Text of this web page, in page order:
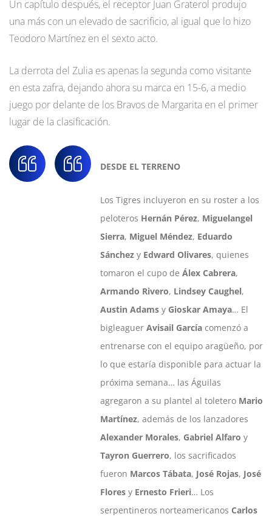
Un capítulo después, el receptor Juan Graterol produjo
una más con un elevado de sacrificio, al igual que lo hizo
Teodoro Martínez en el sexto acto.
La derrota del Zulia es apenas la segunda como visitante
en esta zafra, dejando ahora su marca en 15-6, a medio
juego por delante de los Bravos de Margarita en el primer
lugar de la clasificación.
DESDE EL TERRENO
Los Tigres incluyeron en su roster a los
peloteros Hernán Pérez, Miguelangel
Sierra, Miguel Méndez, Eduardo
Sánchez y Edward Olivares, quienes
tomaron el cupo de Álex Cabrera,
Armando Rivero, Lindsey Caughel,
Austin Adams y Gioskar Amaya… El
bigleaguer Avisail García comenzó a
entrenarse con el equipo aragüeño, por
lo que estaría disponible para actuar la
próxima semana… las Águilas
agregaron a su plantel al toletero Mario
Martínez, además de los lanzadores
Alexander Morales, Gabriel Alfaro y
Tayron Guerrero, los sacrificados
fueron Marcos Tábata, José Rojas, José
Flores y Ernesto Frieri… Los
serpentineros norteamericanos Carlos